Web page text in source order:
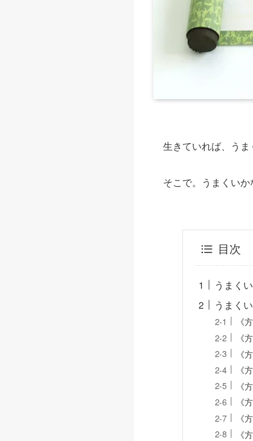
生きていれば、う
そこで。うまくい
目次
うまく
うまく
《
《
《
《
《
《
《
《